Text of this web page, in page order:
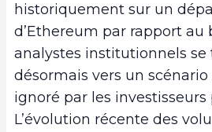
historiquement sur un
d’Ethereum par rapport au
analystes institutionnels
désormais vers un
ignoré par les investisseurs
L’évolution récente des